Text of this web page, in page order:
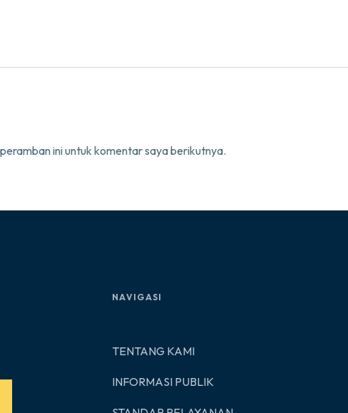
ini untuk komentar saya berikutnya.
NAVIGASI
TENTANG KAMI
INFORMASI PUBLIK